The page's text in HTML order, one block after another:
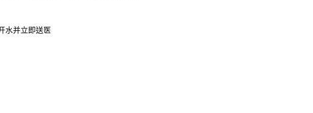
水并立即送医